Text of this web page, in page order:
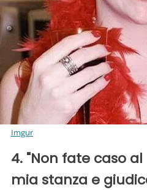
Imgur
4. "Non fate caso
mia stanza e